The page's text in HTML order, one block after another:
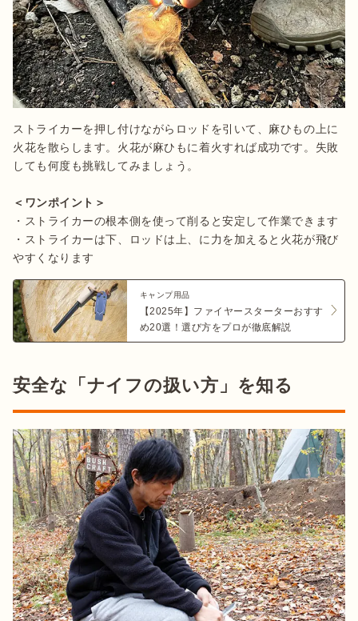
ストライカーを押し付けながらロッドを引いて、麻ひもの上に
火花を散らします。火花が麻ひもに着火すれば成功です。失敗
しても何度も挑戦してみましょう。
＜ワンポイント＞
・ストライカーの根本側を使って削ると安定して作業できます
・ストライカーは下、ロッドは上、に力を加えると火花が飛び
やすくなります
キャンプ用品
【2025年】ファイヤースターターおすす
め20選！選び方をプロが徹底解説
安全な「ナイフの扱い方」を知る